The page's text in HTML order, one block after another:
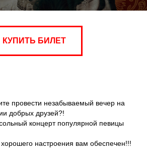
КУПИТЬ БИЛЕТ
провести незабываемый вечер на
добрых друзей?!
концерт популярной певицы
настроения вам обеспечен!!!